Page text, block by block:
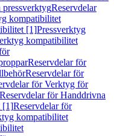
Reservdelar
kompatibilitet
[1]Pressverktyg
kompatibilitet
Reservdelar för
Reservdelar för
för Verktyg för
Reservdelar för Handdrivna
[1]Reservdelar för
kompatibilitet